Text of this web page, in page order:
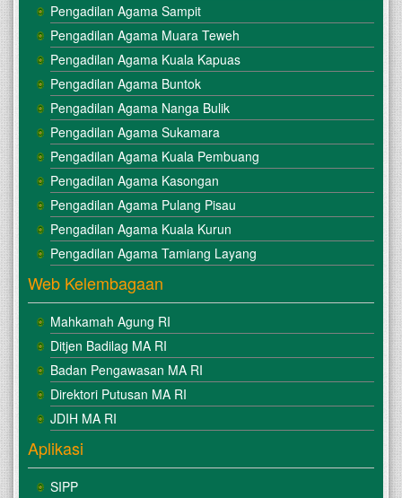
Pengadilan Agama Sampit
Pengadilan Agama Muara Teweh
Pengadilan Agama Kuala Kapuas
Pengadilan Agama Buntok
Pengadilan Agama Nanga Bulik
Pengadilan Agama Sukamara
Pengadilan Agama Kuala Pembuang
Pengadilan Agama Kasongan
Pengadilan Agama Pulang Pisau
Pengadilan Agama Kuala Kurun
Pengadilan Agama Tamiang Layang
Web Kelembagaan
Mahkamah Agung RI
Ditjen Badilag MA RI
Badan Pengawasan MA RI
Direktori Putusan MA RI
JDIH MA RI
Aplikasi
SIPP